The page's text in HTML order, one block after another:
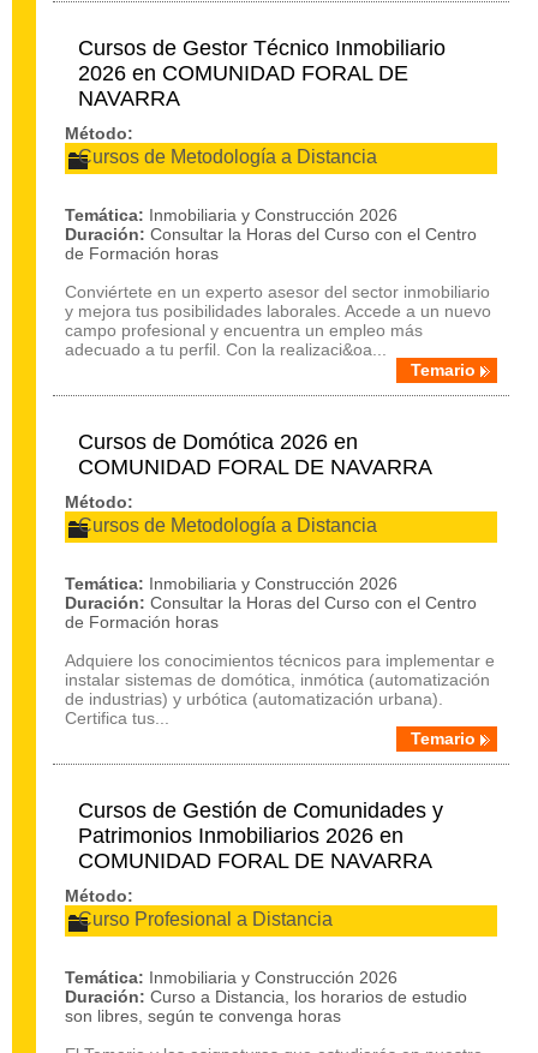
Cursos de Gestor Técnico Inmobiliario
2026 en COMUNIDAD FORAL DE
NAVARRA
Método:
Cursos de Metodología a Distancia
Temática: Inmobiliaria y Construcción 2026
Duración: Consultar la Horas del Curso con el Centro
de Formación horas
Conviértete en un experto asesor del sector inmobiliario
y mejora tus posibilidades laborales. Accede a un nuevo
campo profesional y encuentra un empleo más
adecuado a tu perfil. Con la realizaci&oa...
Temario
Cursos de Domótica 2026 en
COMUNIDAD FORAL DE NAVARRA
Método:
Cursos de Metodología a Distancia
Temática: Inmobiliaria y Construcción 2026
Duración: Consultar la Horas del Curso con el Centro
de Formación horas
Adquiere los conocimientos técnicos para implementar e
instalar sistemas de domótica, inmótica (automatización
de industrias) y urbótica (automatización urbana).
Certifica tus...
Temario
Cursos de Gestión de Comunidades y
Patrimonios Inmobiliarios 2026 en
COMUNIDAD FORAL DE NAVARRA
Método:
Curso Profesional a Distancia
Temática: Inmobiliaria y Construcción 2026
Duración: Curso a Distancia, los horarios de estudio
son libres, según te convenga horas